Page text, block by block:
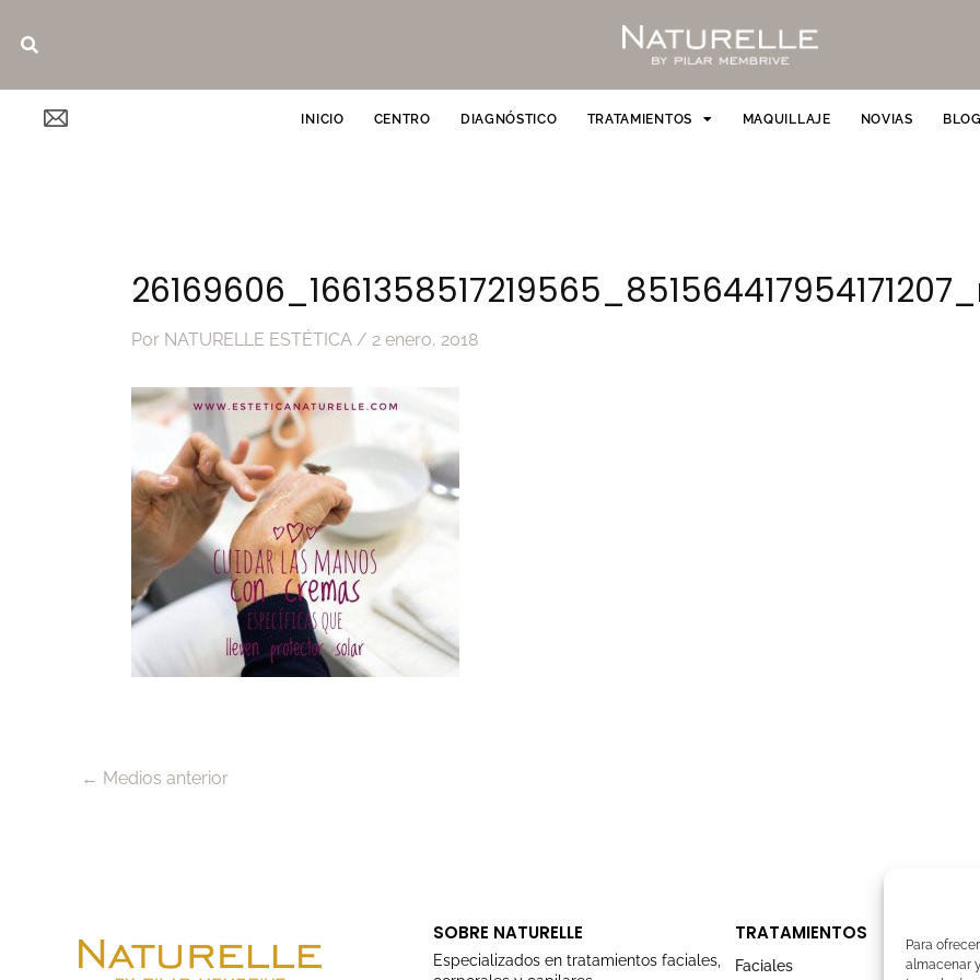
Para
almacenar
Buscar
INICIO CENTRO DIAGNÓSTICO TRATAMIENTOS MAQUILLAJE NOVIAS BLOG
Por NATURELLE ESTÉTICA / 2 enero, 2018
← Medios anterior
SOBRE NATURELLE
Especializados en tratamientos faciales,
TRATAMIENTOS
Faciales